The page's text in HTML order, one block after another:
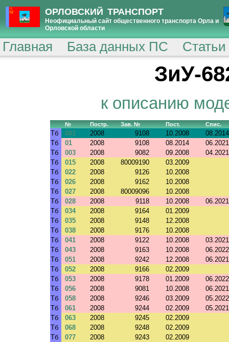
ОРЛОВСКИЙ ТРАНСПОРТ
Неофициальный сайт общественного транспорта Орла и
Орловской области
Главная База данных ПС
ЗиУ-
к описанию
№ Постр. Зав. № Пост. Спис.
Тб 001 2008 9108 10.2008
08.2014
Тб
01 2008 9108 08.2014
06.2021
Тб
003 2008 9082 09.2008
04.2021
Тб
015 2008 80009190
03.2009
Тб
022 2008 9126
10.2008
Тб
026 2008 9162
10.2008
Тб
027 2008 80009096
10.2008
Тб
028 2008 9118 10.2008
06.2021
Тб
034 2008 9164
01.2009
Тб
035 2008 9148
12.2008
Тб
038 2008 9176
10.2008
Тб
041 2008 9122 10.2008
03.2021
Тб
043 2008 9163 10.2008
06.2022
Тб
051 2008 9242 12.2008
06.2021
Тб
052 2008 9166
02.2009
Тб
053 2008 9178 01.2009
06.2022
Тб
056 2008 9081 10.2008
06.2021
Тб
058 2008 9246 03.2009
05.2022
Тб
061 2008 9244 02.2009
05.2021
Тб
063 2008 9245
02.2009
Тб
068 2008 9248
02.2009
Тб
077 2008 9243
02.2009